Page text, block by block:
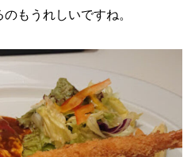
もうれしいですね。